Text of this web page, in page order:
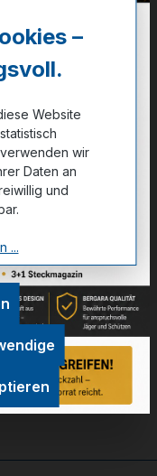
–
Website
wir
Daten an
und
...